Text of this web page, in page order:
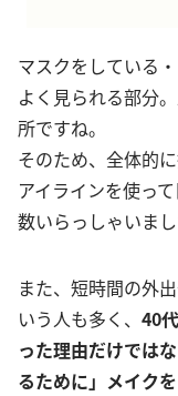
マスクをしている
よく見られる部分
所ですね。
そのため、全体的
アイラインを使っ
数いらっしゃいまし
また、短時間の外
いう人も多く、 40
った理由だけでは
るために」メイク